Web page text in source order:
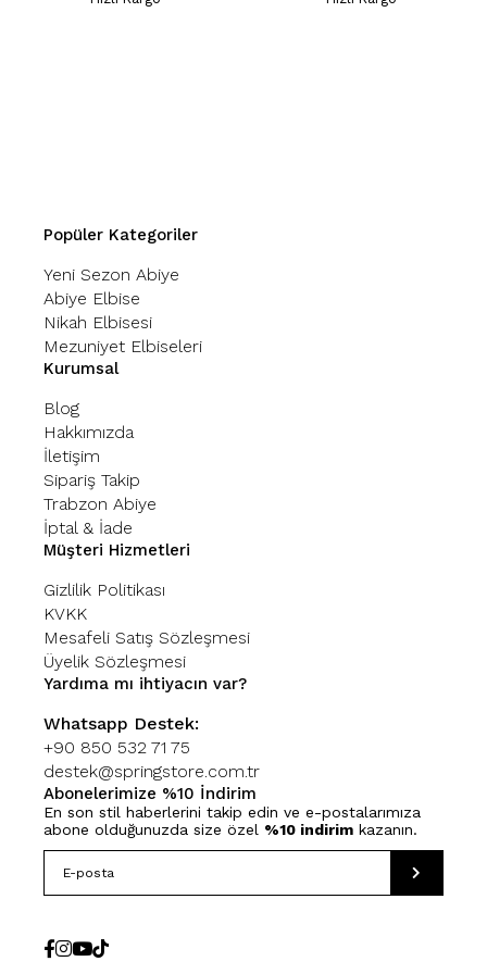
Popüler Kategoriler
Yeni Sezon Abiye
Abiye Elbise
Nikah Elbisesi
Mezuniyet Elbiseleri
Kurumsal
Blog
Hakkımızda
İletişim
Sipariş Takip
Trabzon Abiye
İptal & İade
Müşteri Hizmetleri
Gizlilik Politikası
KVKK
Mesafeli Satış Sözleşmesi
Üyelik Sözleşmesi
Yardıma mı ihtiyacın var?
Whatsapp Destek:
+90 850 532 71 75
destek@springstore.com.tr
Abonelerimize %10 İndirim
En son stil haberlerini takip edin ve e-postalarımıza
abone olduğunuzda size özel %10 indirim kazanın.